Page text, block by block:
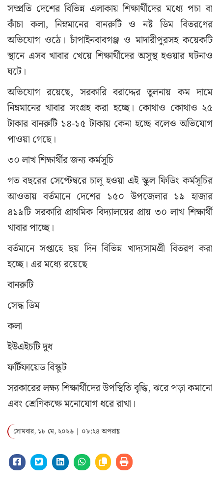
সম্প্রতি দেশের বিভিন্ন এলাকায় শিক্ষার্থীদের মধ্যে পচা বা
কাঁচা কলা, নিম্নমানের বানরুটি ও নষ্ট ডিম বিতরণের
অভিযোগ ওঠে। চাঁপাইনবাবগঞ্জ ও মাদারীপুরসহ কয়েকটি
স্থানে এসব খাবার খেয়ে শিক্ষার্থীদের অসুস্থ হওয়ার ঘটনাও
ঘটে।
অভিযোগ রয়েছে, সরকারি বরাদ্দের তুলনায় কম দামে
নিম্নমানের খাবার সংগ্রহ করা হচ্ছে। কোথাও কোথাও ২৫
টাকার বানরুটি ১৪-১৫ টাকায় কেনা হচ্ছে বলেও অভিযোগ
পাওয়া গেছে।
৩০ লাখ শিক্ষার্থীর জন্য কর্মসূচি
গত বছরের সেপ্টেম্বরে চালু হওয়া এই স্কুল ফিডিং কর্মসূচির
আওতায় বর্তমানে দেশের ১৫০ উপজেলার ১৯ হাজার
৪১৯টি সরকারি প্রাথমিক বিদ্যালয়ের প্রায় ৩০ লাখ শিক্ষার্থী
খাবার পাচ্ছে।
বর্তমানে সপ্তাহে ছয় দিন বিভিন্ন খাদ্যসামগ্রী বিতরণ করা
হচ্ছে। এর মধ্যে রয়েছে
বানরুটি
সেদ্ধ ডিম
কলা
ইউএইচটি দুধ
ফর্টিফায়েড বিস্কুট
সরকারের লক্ষ্য শিক্ষার্থীদের উপস্থিতি বৃদ্ধি, ঝরে পড়া কমানো
এবং শ্রেণিকক্ষে মনোযোগ ধরে রাখা।
সোমবার, ১৮ মে, ২০২৬ | ০৮:২৪ অপরাহ্ণ